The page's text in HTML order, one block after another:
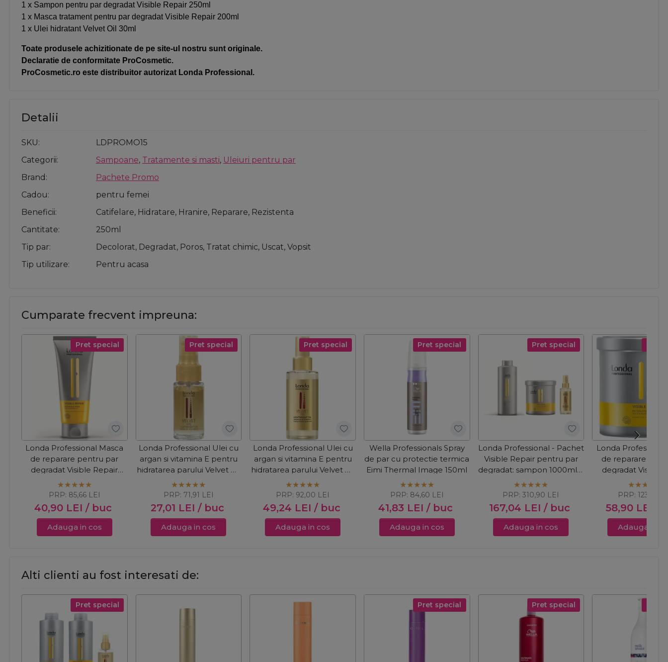
1 x Sampon pentru par degradat Visible Repair 250ml
1 x Masca tratament pentru par degradat Visible Repair 200ml
1 x Ulei hidratant Velvet Oil 30ml
Toate produsele achizitionate de pe site-ul nostru sunt originale.
Declaratie de conformitate ProCosmetic.
ProCosmetic.ro este distribuitor autorizat Londa Professional.
Detalii
SKU
LDPROMO15
Categorii
Sampoane, Tratamente si masti, Uleiuri pentru par
Brand
Pachete Promo
Cadou
pentru femei
Beneficii
Catifelare, Hidratare, Hranire, Reparare, Rezistenta
Cantitate
250ml
Tip par
Decolorat, Degradat, Poros, Tratat chimic, Uscat, Vopsit
Tip utilizare
Pentru acasa
Cumparate frecvent impreuna:
Pret special
Londa Professional Masca
de reparare pentru par
degradat Visible Repair
200ml
40,90 LEI / buc
PRP: 85,66 LEI
Adauga in cos
Pret special
Londa Professional Ulei cu
argan si vitamina E pentru
hidratarea parului Velvet Oil
30ml
27,01 LEI / buc
PRP: 71,91 LEI
Adauga in cos
Pret special
Londa Professional Ulei cu
argan si vitamina E pentru
hidratarea parului Velvet Oil
100ml
49,24 LEI / buc
PRP: 92,00 LEI
Adauga in cos
Pret special
Wella Professionals Spray
de par cu protectie termica
Eimi Thermal Image 150ml
41,83 LEI / buc
PRP: 84,60 LEI
Adauga in cos
Pret special
Londa Professional - Pachet
Visible Repair pentru par
degradat: sampon 1000ml +
masca 750ml + ulei Velvet
Oil 100ml
167,04 LEI / buc
PRP:310,90 LEI
Adauga in cos
Londa
de reparare
degradat Visible
750ml
58,90 LEI
PRP:123,72
Adauga in
Alti clienti au fost interesati de:
Pret special Pret special Pret special